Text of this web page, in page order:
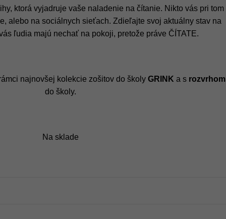
ktorá vyjadruje vaše naladenie na čítanie. Nikto vás pri tom
alebo na sociálnych sieťach. Zdieľajte svoj aktuálny stav na
ľudia majú nechať na pokoji, pretože práve ČÍTATE.
najnovšej kolekcie zošitov do školy GRINK a s rozvrhom
do školy.
Na sklade